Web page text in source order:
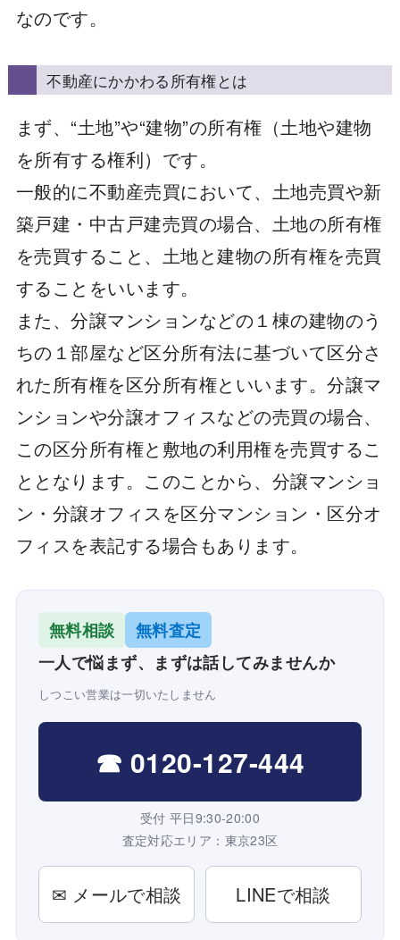
なのです。
不動産にかかわる所有権とは
まず、“土地”や“建物”の所有権（土地や建物
を所有する権利）です。
一般的に不動産売買において、土地売買や新
築戸建・中古戸建売買の場合、土地の所有権
を売買すること、土地と建物の所有権を売買
することをいいます。
また、分譲マンションなどの１棟の建物のう
ちの１部屋など区分所有法に基づいて区分さ
れた所有権を区分所有権といいます。分譲マ
ンションや分譲オフィスなどの売買の場合、
この区分所有権と敷地の利用権を売買するこ
ととなります。このことから、分譲マンショ
ン・分譲オフィスを区分マンション・区分オ
フィスを表記する場合もあります。
無料相談
無料査定
一人で悩まず、まずは話してみませんか
しつこい営業は一切いたしません
☎ 0120-127-444
受付 平日9:30-20:00
査定対応エリア：東京23区
✉ メールで相談 LINEで相談